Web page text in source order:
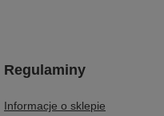
Regulaminy
Informacje o sklepie